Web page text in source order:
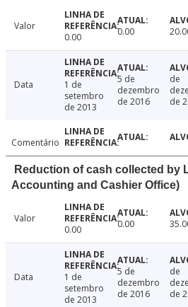
Valor
0.00
0.00
Data
1 de
setembro
de 2013
5 de
dezembro
de 2016
de
de
Comentário
Reduction of cash collected by
Accounting and Cashier Office)
Valor
0.00
0.00
Data
1 de
setembro
de 2013
5 de
dezembro
de 2016
de
de